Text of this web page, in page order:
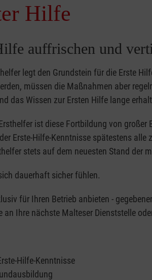
Hilfe
auffrischen und
legt den Grundstein für die Erste
müssen die Maßnahmen aber
das Wissen zur Ersten Hilfe lange
ist diese Fortbildung von großer
Erste-Hilfe-Kenntnisse spätestens alle
stets auf dem neuesten Stand der
dauerhaft sicher fühlen.
für Ihren Betrieb anbieten -
an Ihre nächste Malteser Dienststelle
Hilfe-Kenntnisse